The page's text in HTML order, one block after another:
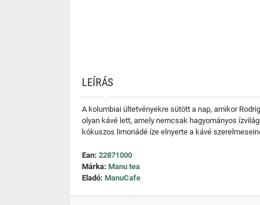
LEÍRÁS
A kolumbiai ültetvényekre sütött a nap, amikor
olyan kávé lett, amely nemcsak hagyományos
kókuszos limonádé íze elnyerte a kávé
Ean: 22871000
Márka: Manu tea
Eladó: ManuCafe